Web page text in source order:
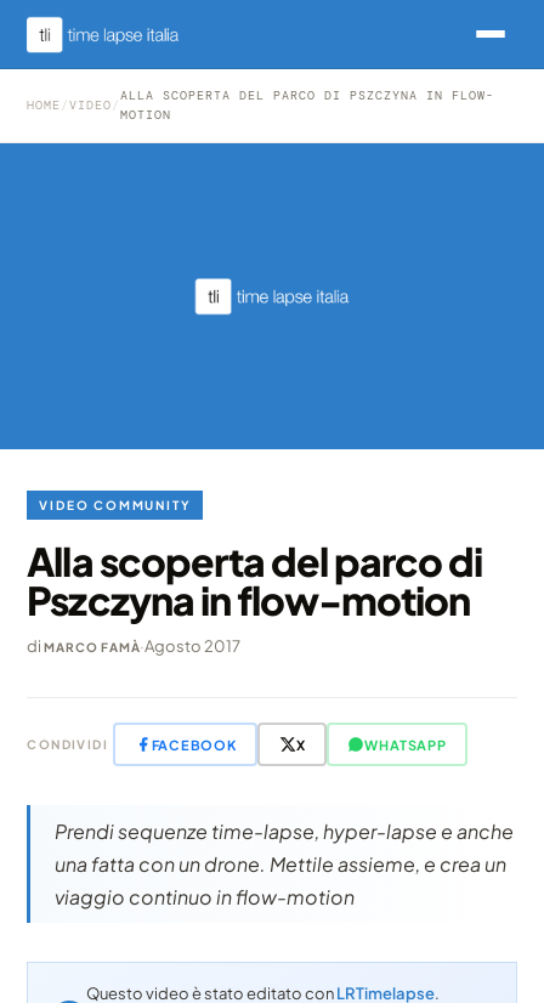
HOME /VIDEO /
ALLA SCOPERTA DEL PARCO DI PSZCZYNA IN FLOW-
MOTION
VIDEO COMMUNITY
Alla scoperta del parco di
Pszczyna in flow-motion
diMARCO FAMÀ·Agosto 2017
CONDIVIDI FACEBOOK X WHATSAPP
Prendi sequenze time-lapse, hyper-lapse e anche
una fatta con un drone. Mettile assieme, e crea un
viaggio continuo in flow-motion
Questo video è stato editato conLRTimelapse.